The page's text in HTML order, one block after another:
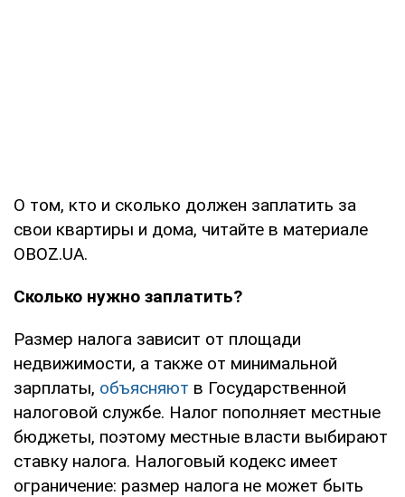
О том, кто и сколько должен заплатить за
свои квартиры и дома, читайте в материале
OBOZ.UA.
Сколько нужно заплатить?
Размер налога зависит от площади
недвижимости, а также от минимальной
зарплаты, объясняют в Государственной
налоговой службе. Налог пополняет местные
бюджеты, поэтому местные власти выбирают
ставку налога. Налоговый кодекс имеет
ограничение: размер налога не может быть